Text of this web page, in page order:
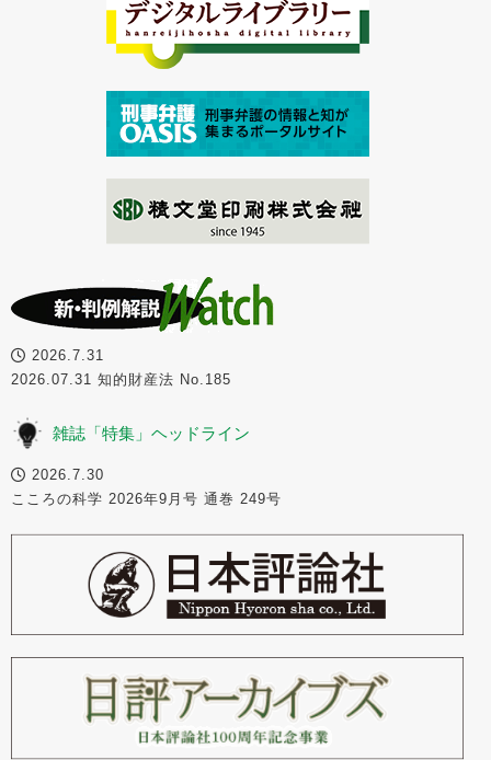
2026.7.31
2026.07.31 知的財産法 No.185
雑誌「特集」ヘッドライン
2026.7.30
こころの科学 2026年9月号 通巻 249号